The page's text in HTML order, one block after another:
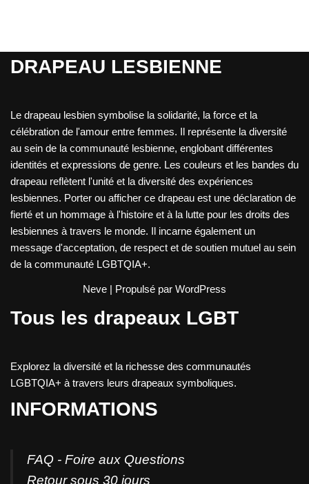
DRAPEAU LESBIENNE
Le drapeau lesbien symbolise la solidarité, la force et la
célébration de l'amour entre femmes. Il représente la diversité
au sein de la communauté lesbienne, englobant différentes
identités et expressions de genre. Les couleurs et les bandes du
drapeau reflètent l'unité et la diversité des expériences
lesbiennes. Porter ou afficher ce drapeau est une déclaration de
fierté et un hommage à l'histoire et à la lutte pour les droits des
lesbiennes à travers le monde. Il incarne également un
message d'acceptation, de respect et de soutien mutuel au sein
de la communauté LGBTQIA+.
Neve | Propulsé par WordPress
Tous les drapeaux LGBT
Explorez la diversité et la richesse des communautés
LGBTQIA+ à travers leurs drapeaux symboliques.
INFORMATIONS
FAQ - Foire aux Questions
Retour sous 30 jours